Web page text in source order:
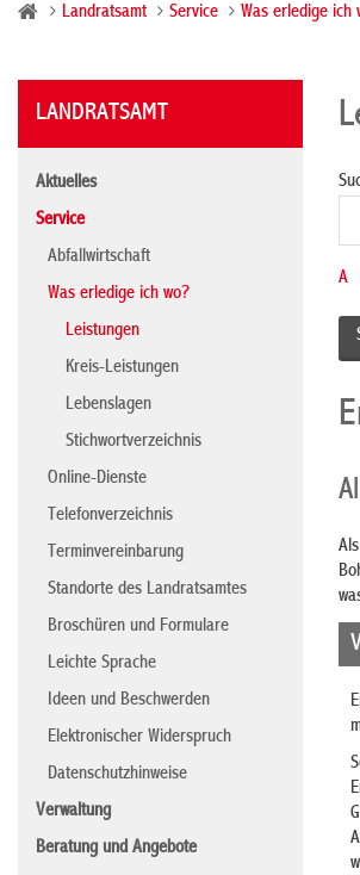
Landratsamt Service Was erledige ich
LANDRATSAMT
Aktuelles
Service
Abfallwirtschaft
Was erledige ich wo?
Leistungen
Kreis-Leistungen
Lebenslagen
Stichwortverzeichnis
Online-Dienste
Telefonverzeichnis
Terminvereinbarung
Standorte des Landratsamtes
Broschüren und Formulare
Leichte Sprache
Ideen und Beschwerden
Elektronischer Widerspruch
Datenschutzhinweise
Verwaltung
Beratung und Angebote
A